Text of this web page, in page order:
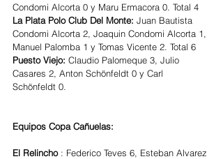
Condomi Alcorta 0 y Maru Ermacora 0. Total 4
La Plata Polo Club Del Monte: Juan Bautista
Condomi Alcorta 2, Joaquin Condomi Alcorta 1,
Manuel Palomba 1 y Tomas Vicente 2. Total 6
Puesto Viejo: Claudio Palomeque 3, Julio
Casares 2, Anton Schönfeldt 0 y Carl
Schönfeldt 0.
Equipos Copa Cañuelas:
El Relincho : Federico Teves 6, Esteban Alvarez